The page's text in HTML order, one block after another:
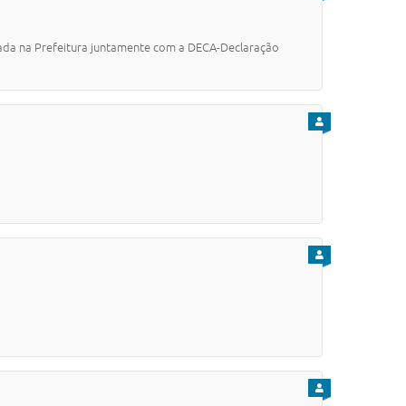
na Prefeitura juntamente com a DECA-Declaração
PARA CIDADÃO
PARA CIDADÃO
PARA CIDADÃO